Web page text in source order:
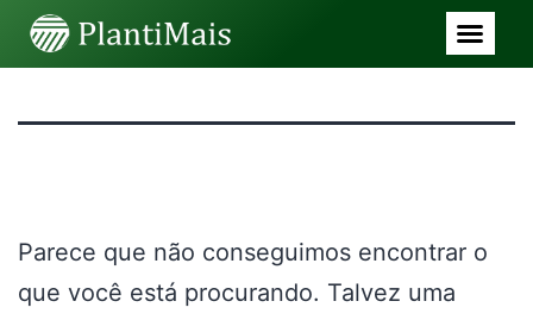
Parece que não conseguimos encontrar o
que você está procurando. Talvez uma